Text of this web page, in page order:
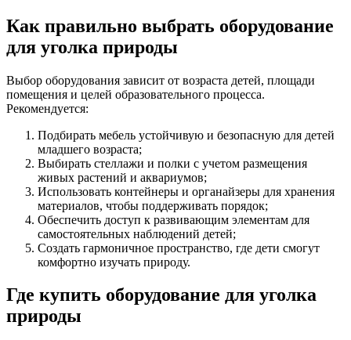
Как правильно выбрать оборудование
для уголка природы
Выбор оборудования зависит от возраста детей, площади
помещения и целей образовательного процесса.
Рекомендуется:
Подбирать мебель устойчивую и безопасную для детей
младшего возраста;
Выбирать стеллажи и полки с учетом размещения
живых растений и аквариумов;
Использовать контейнеры и органайзеры для хранения
материалов, чтобы поддерживать порядок;
Обеспечить доступ к развивающим элементам для
самостоятельных наблюдений детей;
Создать гармоничное пространство, где дети смогут
комфортно изучать природу.
Где купить оборудование для уголка
природы